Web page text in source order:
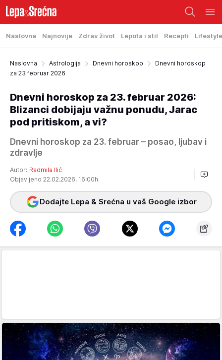
Naslovna Najnovije Zdrav život Lepota i stil Recepti Lifestyle
Naslovna Astrologija Dnevni horoskop
Dnevni horoskop
za 23 februar 2026
Dnevni horoskop za 23. februar 2026:
Blizanci dobijaju važnu ponudu, Jarac
pod pritiskom, a vi?
Dnevni horoskop za 23. februar – posao, ljubav i
zdravlje
Autor: Radmila Ilić
Objavljeno 22.02.2026. 16:00h
Dodajte Lepa & Srećna u vaš Google izbor